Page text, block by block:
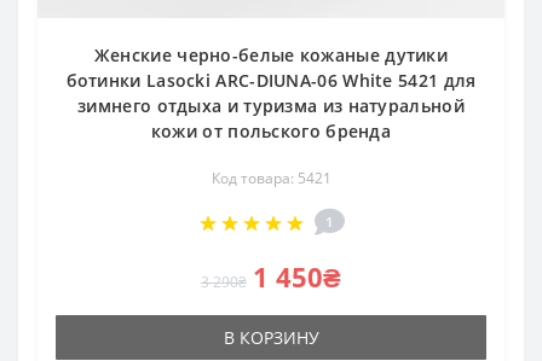
Женские черно-белые кожаные дутики
ботинки Lasocki ARC-DIUNA-06 White 5421 для
зимнего отдыха и туризма из натуральной
кожи от польского бренда
Код товара: 5421
1
3 290₴ 1 450₴
В КОРЗИНУ